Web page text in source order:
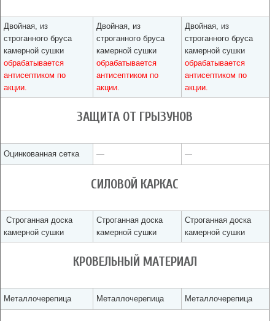
Двойная, из
строганного бруса
камерной сушки
обрабатывается
антисептиком по
акции.
Двойная, из
строганного бруса
камерной сушки
обрабатывается
антисептиком по
акции.
Двойная, из
строганного бруса
камерной сушки
обрабатывается
антисептиком по
акции.
ЗАЩИТА ОТ ГРЫЗУНОВ
Оцинкованная сетка — —
СИЛОВОЙ КАРКАС
Строганная доска
камерной сушки
Строганная доска
камерной сушки
Строганная доска
камерной сушки
КРОВЕЛЬНЫЙ МАТЕРИАЛ
Металлочерепица Металлочерепица Металлочерепица